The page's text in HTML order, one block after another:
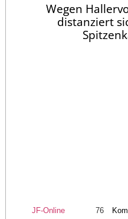
Wegen
distanziert
JF-Online 76